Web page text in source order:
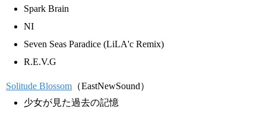
Spark Brain
NI
Seven Seas Paradice (LiLA'c Remix)
R.E.V.G
Solitude Blossom （EastNewSound）
少女が見た過去の記憶